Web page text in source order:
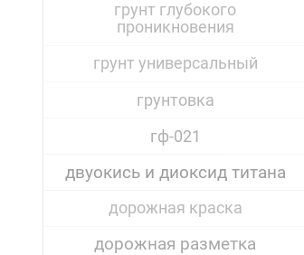
грунт глубокого
проникновения
грунт универсальный
грунтовка
гф-021
двуокись и диоксид титана
дорожная краска
дорожная разметка